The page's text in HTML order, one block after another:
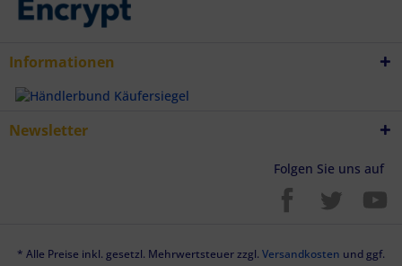
Informationen
Newsletter
Folgen Sie uns auf
* Alle Preise inkl. gesetzl. Mehrwertsteuer zzgl. Versandkosten und ggf.